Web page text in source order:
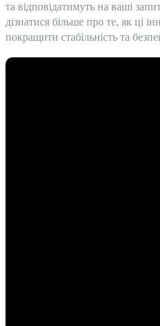
та відповідатимуть на ваші
дізнатися більше про те, як ці
покращити стабільність та